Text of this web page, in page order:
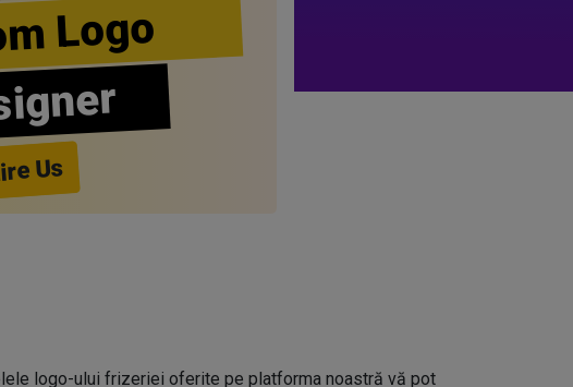
Logo
Us
logo-ului frizeriei oferite pe platforma noastră vă pot